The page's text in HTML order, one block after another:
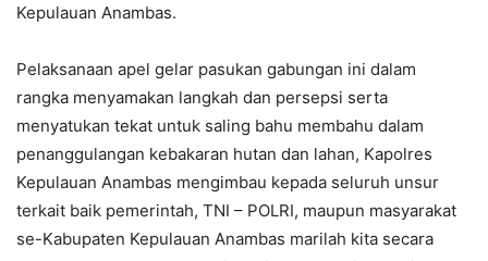
Kepulauan Anambas.
Pelaksanaan apel gelar pasukan gabungan ini dalam
rangka menyamakan langkah dan persepsi serta
menyatukan tekat untuk saling bahu membahu dalam
penanggulangan kebakaran hutan dan lahan, Kapolres
Kepulauan Anambas mengimbau kepada seluruh unsur
terkait baik pemerintah, TNI – POLRI, maupun masyarakat
se-Kabupaten Kepulauan Anambas marilah kita secara